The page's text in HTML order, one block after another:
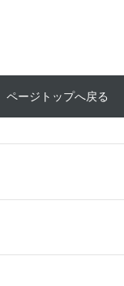
たいです。 step.3 ヴィセリシェ
カラーイン
せ、内側ア
のあるカー
いますの
さい。
ページトップへ戻る